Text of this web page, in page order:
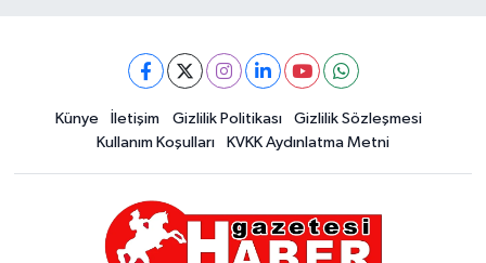
Künye İletişim Gizlilik Politikası
Gizlilik Sözleşmesi
Kullanım Koşulları
KVKK Aydınlatma Metni